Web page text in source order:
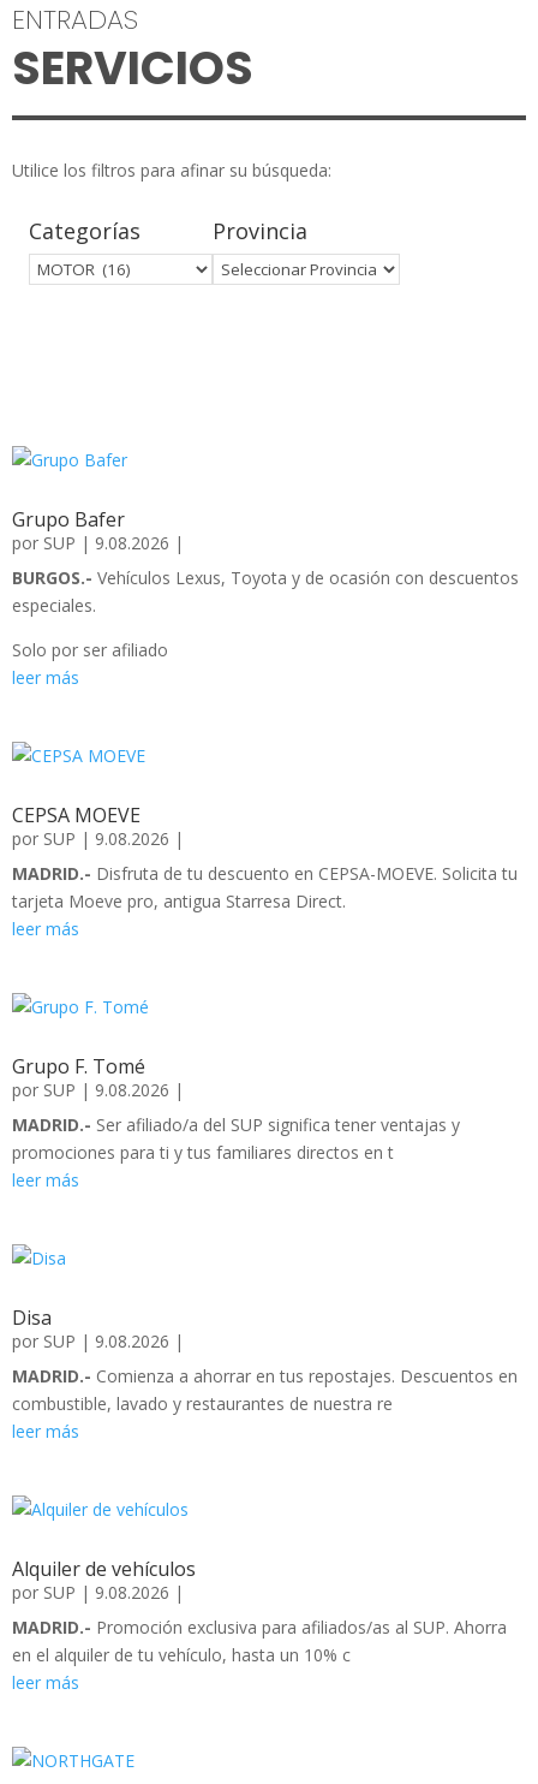
ENTRADAS
SERVICIOS
Utilice los filtros para afinar su búsqueda:
Categorías Provincia
Grupo Bafer
por SUP | 9.08.2026 |
BURGOS.- Vehículos Lexus, Toyota y de ocasión con descuentos
especiales.
Solo por ser afiliado
leer más
CEPSA MOEVE
por SUP | 9.08.2026 |
MADRID.- Disfruta de tu descuento en CEPSA-MOEVE. Solicita tu
tarjeta Moeve pro, antigua Starresa Direct.
leer más
Grupo F. Tomé
por SUP | 9.08.2026 |
MADRID.- Ser afiliado/a del SUP significa tener ventajas y
promociones para ti y tus familiares directos en t
leer más
Disa
por SUP | 9.08.2026 |
MADRID.- Comienza a ahorrar en tus repostajes. Descuentos en
combustible, lavado y restaurantes de nuestra re
leer más
Alquiler de vehículos
por SUP | 9.08.2026 |
MADRID.- Promoción exclusiva para afiliados/as al SUP. Ahorra
en el alquiler de tu vehículo, hasta un 10% c
leer más